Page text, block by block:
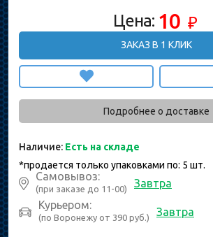
Цена: 10 ₽
ЗАКАЗ В 1 КЛИК
Подробнее о доставке
Наличие: Есть на складе
*продается только упаковками по: 5 шт.
Самовывоз:
(при заказе до 11-00)
Завтра
Курьером:
(по Воронежу от 390 руб.) Завтра